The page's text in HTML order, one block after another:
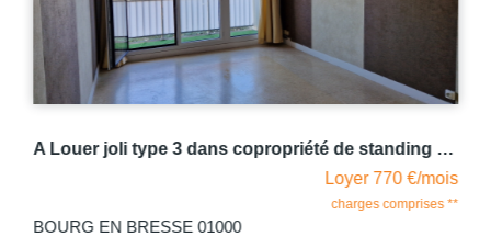
A Louer joli type 3 dans copropriété de standing à 5 mn du centre ville de BOURG EN BRESSE
Loyer 770 €/mois
charges comprises **
BOURG EN BRESSE 01000